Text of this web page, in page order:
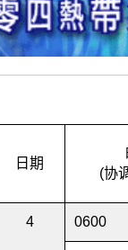
日期
(协
4 0600